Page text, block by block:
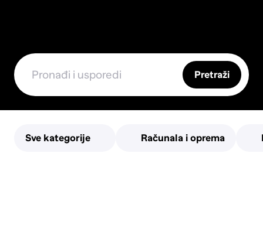
Pretraži
Sve kategorije Računala i oprema